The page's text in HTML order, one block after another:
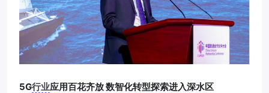
5G行业应用百花齐放 数智化转型探索进入深水区